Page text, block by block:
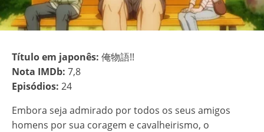
Título em japonês: 俺物語!!
Nota IMDb: 7,8
Episódios: 24
Embora seja admirado por todos os seus amigos
homens por sua coragem e cavalheirismo, o